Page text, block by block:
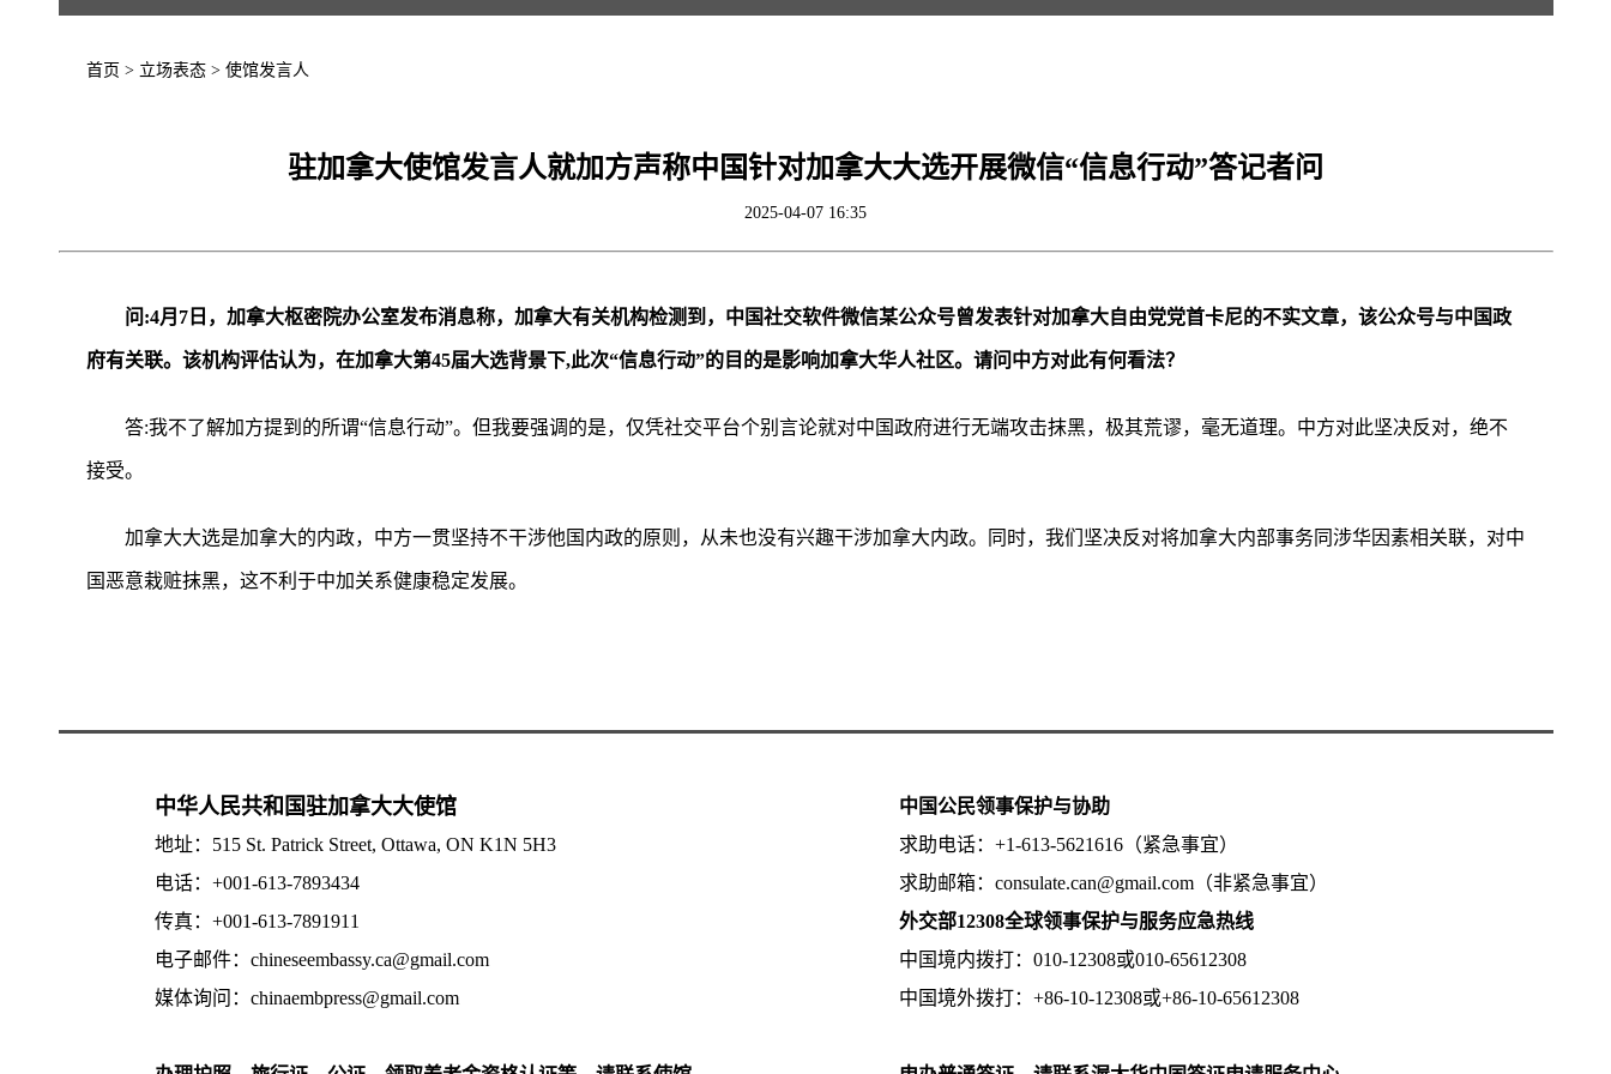
首页 > 立场表态> 使馆发言人
驻加拿大使馆发言人就加方声称中国针对加拿大大选开展微信“信息行动”答记者问
2025-04-07 16:35
问:4月7日，加拿大枢密院办公室发布消息称，加拿大有关机构检测到，中国社交软件微信某公众号曾发表针对加拿大自由党党首卡尼的不实文章，该公众号与中国政
府有关联。该机构评估认为，在加拿大第45届大选背景下,此次“信息行动”的目的是影响加拿大华人社区。请问中方对此有何看法？
答:我不了解加方提到的所谓“信息行动”。但我要强调的是，仅凭社交平台个别言论就对中国政府进行无端攻击抹黑，极其荒谬，毫无道理。中方对此坚决反对，绝不
接受。
加拿大大选是加拿大的内政，中方一贯坚持不干涉他国内政的原则，从未也没有兴趣干涉加拿大内政。同时，我们坚决反对将加拿大内部事务同涉华因素相关联，对中
国恶意栽赃抹黑，这不利于中加关系健康稳定发展。
中华人民共和国驻加拿大大使馆
地址：515 St. Patrick Street, Ottawa, ON K1N 5H3
电话：+001-613-7893434
传真：+001-613-7891911
电子邮件：chineseembassy.ca@gmail.com
媒体询问：chinaembpress@gmail.com
中国公民领事保护与协助
求助电话：+1-613-5621616（紧急事宜）
求助邮箱：consulate.can@gmail.com（非紧急事宜）
外交部12308全球领事保护与服务应急热线
中国境内拨打：010-12308或010-65612308
中国境外拨打：+86-10-12308或+86-10-65612308